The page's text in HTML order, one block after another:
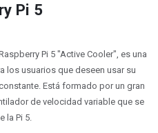
Pi 5
Pi 5 "Active Cooler", es una
los usuarios que deseen usar su
Está formado por un gran
de velocidad variable que se
la Pi 5.